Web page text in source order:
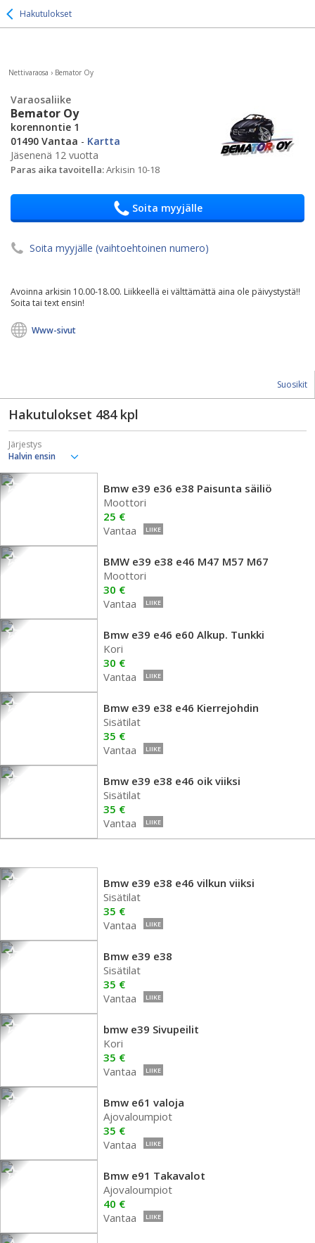
Hakutulokset
Nettivaraosa › Bemator Oy
Varaosaliike
Bemator Oy
korennontie 1
01490 Vantaa - Kartta
Jäsenenä 12 vuotta
Paras aika tavoitella:Arkisin 10-18
Soita myyjälle
Soita myyjälle (vaihtoehtoinen numero)
Avoinna arkisin 10.00-18.00. Liikkeellä ei välttämättä aina ole päivystystä!!
Soita tai text ensin!
Www-sivut
Suosikit
Hakutulokset 484kpl
Järjestys
Bmw e39 e36 e38 Paisunta säiliö
Moottori
25 €
Vantaa
LIIKE
BMW e39 e38 e46 M47 M57 M67
Moottori
30 €
Vantaa
LIIKE
Bmw e39 e46 e60 Alkup. Tunkki
Kori
30 €
Vantaa
LIIKE
Bmw e39 e38 e46 Kierrejohdin
Sisätilat
35 €
Vantaa
LIIKE
Bmw e39 e38 e46 oik viiksi
Sisätilat
35 €
Vantaa
LIIKE
Bmw e39 e38 e46 vilkun viiksi
Sisätilat
35 €
Vantaa
LIIKE
Bmw e39 e38
Sisätilat
35 €
Vantaa
LIIKE
bmw e39 Sivupeilit
Kori
35 €
Vantaa
LIIKE
Bmw e61 valoja
Ajovaloumpiot
35 €
Vantaa
LIIKE
Bmw e91 Takavalot
Ajovaloumpiot
40 €
Vantaa
LIIKE